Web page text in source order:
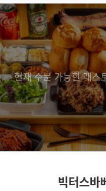
현재 주문 가능한 레스
빅터스바